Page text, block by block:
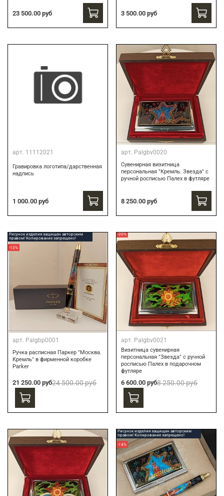
23 500.00 руб 3 500.00 руб
арт. 11112021
Гравировка логотипа/дарственная
надпись
1 000.00 руб
арт. Palgbv0020
Сувенирная визитница
персональная "Кремль. Звезда" с
ручной росписью Палех в футляре
8 250.00 руб
Рисунок изделия защищен авторским
правом! Копирование запрещено!
-13%
арт. Palgbp0001
Ручка расписная Паркер "Москва.
Кремль" в фирменной коробке
Parker
21 250.00 руб24 500.00 руб
-20%
арт. Palgbv0021
Визитница сувенирная
персональная "Звезда" с ручной
росписью Палех в подарочном
футляре
6 600.00 руб8 250.00 руб
Рисунок изделия защищен авторским
правом! Копирование запрещено!
-14%